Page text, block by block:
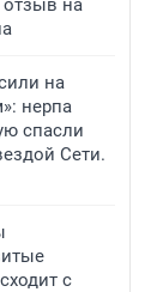
отзыв на
на
нерпа
спасли
Сети.
с